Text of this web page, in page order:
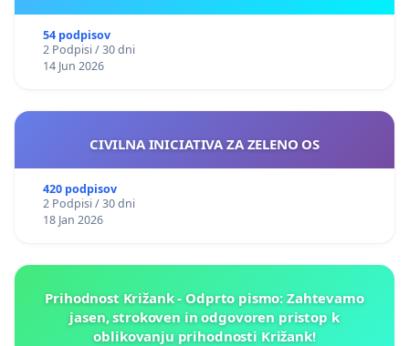
54 podpisov
2 Podpisi / 30 dni
14 Jun 2026
CIVILNA INICIATIVA ZA ZELENO OS
420 podpisov
2 Podpisi / 30 dni
18 Jan 2026
Prihodnost Križank - Odprto pismo: Zahtevamo
jasen, strokoven in odgovoren pristop k
oblikovanju prihodnosti Križank!